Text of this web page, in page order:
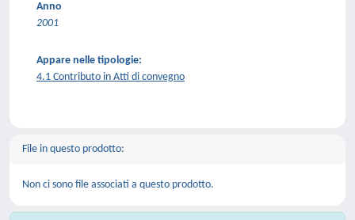
Anno
2001
Appare nelle tipologie:
4.1 Contributo in Atti di convegno
File in questo prodotto:
Non ci sono file associati a questo prodotto.